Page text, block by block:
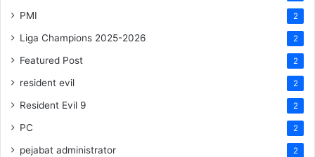
PMI 2
Liga Champions 2025-2026 2
Featured Post 2
resident evil 2
Resident Evil 9 2
PC 2
pejabat administrator 2